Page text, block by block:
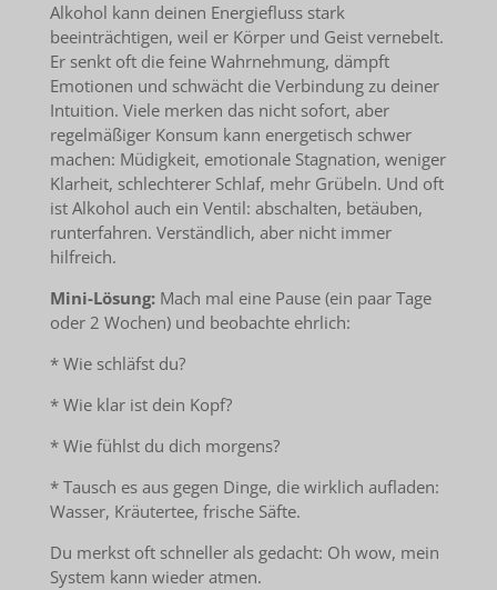
Alkohol kann deinen Energiefluss stark
beeinträchtigen, weil er Körper und Geist vernebelt.
Er senkt oft die feine Wahrnehmung, dämpft
Emotionen und schwächt die Verbindung zu deiner
Intuition. Viele merken das nicht sofort, aber
regelmäßiger Konsum kann energetisch schwer
machen: Müdigkeit, emotionale Stagnation, weniger
Klarheit, schlechterer Schlaf, mehr Grübeln. Und oft
ist Alkohol auch ein Ventil: abschalten, betäuben,
runterfahren. Verständlich, aber nicht immer
hilfreich.
Mini-Lösung: Mach mal eine Pause (ein paar Tage
oder 2 Wochen) und beobachte ehrlich:
* Wie schläfst du?
* Wie klar ist dein Kopf?
* Wie fühlst du dich morgens?
* Tausch es aus gegen Dinge, die wirklich aufladen:
Wasser, Kräutertee, frische Säfte.
Du merkst oft schneller als gedacht: Oh wow, mein
System kann wieder atmen.